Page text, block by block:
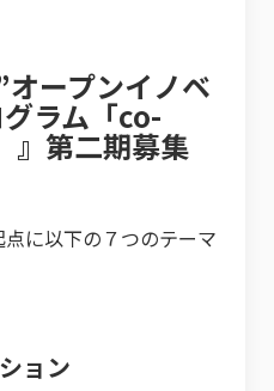
ープンイノベ
ラム「co-
』第二期募集
に以下の７つのテーマ
ョン